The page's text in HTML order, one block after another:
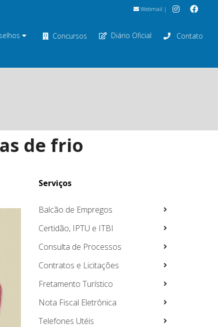
Webmail |
Concursos Diário Oficial Contato
de frio
Serviços
Balcão de Empregos
Certidão, IPTU e ITBI
Consulta de Processos
Contratos e Licitações
Fretamento Turístico
Nota Fiscal Eletrônica
Telefones Utéis